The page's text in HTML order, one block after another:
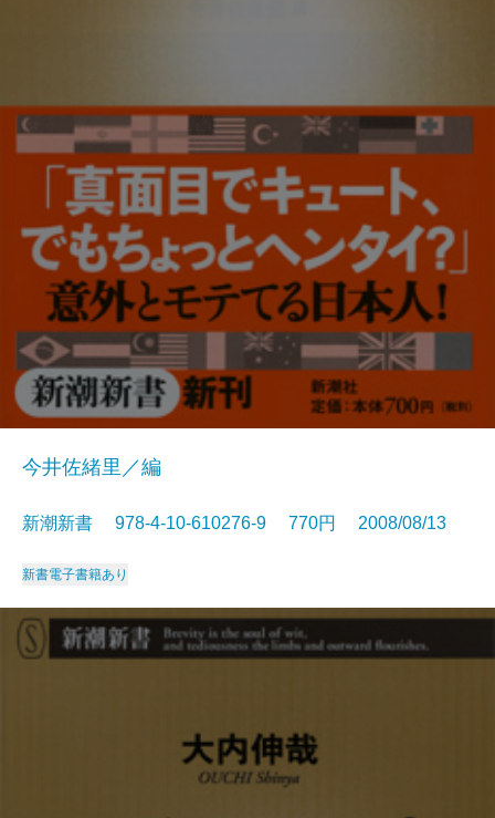
今井佐緒里／編
新潮新書 978-4-10-610276-9 770円 2008/08/13
新書電子書籍あり